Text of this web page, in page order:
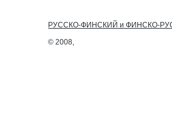
РУССКО-ФИНСКИЙ и ФИНСКО-
© 2008,